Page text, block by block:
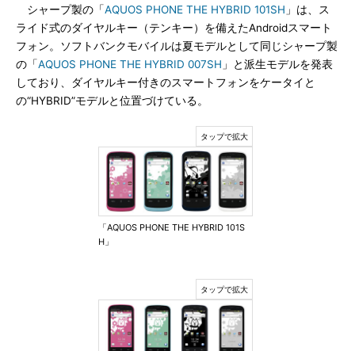
シャープ製の「AQUOS PHONE THE HYBRID 101SH 」は、ス
ライド式のダイヤルキー（テンキー）を備えたAndroidスマート
フォン。ソフトバンクモバイルは夏モデルとして同じシャープ製
の「AQUOS PHONE THE HYBRID 007SH 」と派生モデルを発表
しており、ダイヤルキー付きのスマートフォンをケータイと
の“HYBRID”モデルと位置づけている。
「AQUOS PHONE THE HYBRID 101S
H」